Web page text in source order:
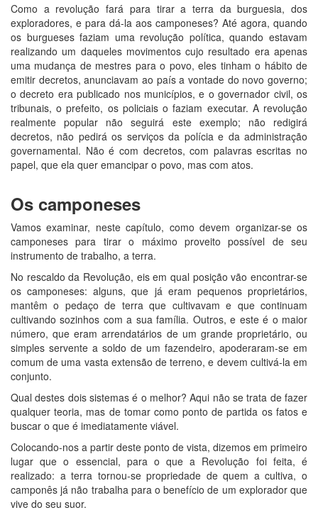
Como a revolução fará para tirar a terra da burguesia, dos
exploradores, e para dá-la aos camponeses? Até agora, quando
os burgueses faziam uma revolução política, quando estavam
realizando um daqueles movimentos cujo resultado era apenas
uma mudança de mestres para o povo, eles tinham o hábito de
emitir decretos, anunciavam ao país a vontade do novo governo;
o decreto era publicado nos municípios, e o governador civil, os
tribunais, o prefeito, os policiais o faziam executar. A revolução
realmente popular não seguirá este exemplo; não redigirá
decretos, não pedirá os serviços da polícia e da administração
governamental. Não é com decretos, com palavras escritas no
papel, que ela quer emancipar o povo, mas com atos.
Os camponeses
Vamos examinar, neste capítulo, como devem organizar-se os
camponeses para tirar o máximo proveito possível de seu
instrumento de trabalho, a terra.
No rescaldo da Revolução, eis em qual posição vão encontrar-se
os camponeses: alguns, que já eram pequenos proprietários,
mantêm o pedaço de terra que cultivavam e que continuam
cultivando sozinhos com a sua família. Outros, e este é o maior
número, que eram arrendatários de um grande proprietário, ou
simples servente a soldo de um fazendeiro, apoderaram-se em
comum de uma vasta extensão de terreno, e devem cultivá-la em
conjunto.
Qual destes dois sistemas é o melhor? Aqui não se trata de fazer
qualquer teoria, mas de tomar como ponto de partida os fatos e
buscar o que é imediatamente viável.
Colocando-nos a partir deste ponto de vista, dizemos em primeiro
lugar que o essencial, para o que a Revolução foi feita, é
realizado: a terra tornou-se propriedade de quem a cultiva, o
camponês já não trabalha para o benefício de um explorador que
vive do seu suor.